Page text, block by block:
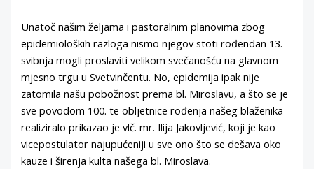
Unatoč našim željama i pastoralnim planovima zbog
epidemioloških razloga nismo njegov stoti rođendan 13.
svibnja mogli proslaviti velikom svečanošću na glavnom
mjesno trgu u Svetvinčentu. No, epidemija ipak nije
zatomila našu pobožnost prema bl. Miroslavu, a što se je
sve povodom 100. te obljetnice rođenja našeg blaženika
realiziralo prikazao je vlč. mr. Ilija Jakovljević, koji je kao
vicepostulator najupućeniji u sve ono što se dešava oko
kauze i širenja kulta našega bl. Miroslava.